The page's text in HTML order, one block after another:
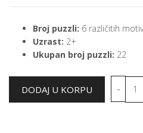
Broj puzzli: 6 različitih
Uzrast: 2+
Ukupan broj puzzli: 22